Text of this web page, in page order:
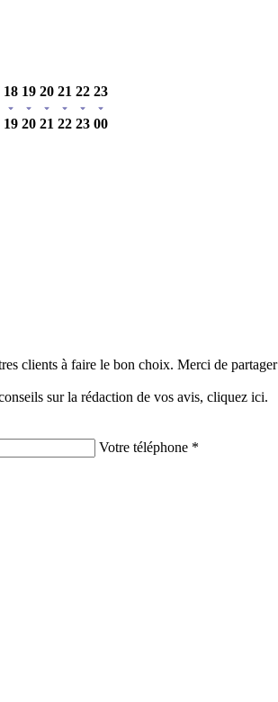
18
19
19
20
20
21
21
22
22
23
23
00
clients à faire le bon choix. Merci de
sur la rédaction de vos avis, cliquez ici.
Votre téléphone *